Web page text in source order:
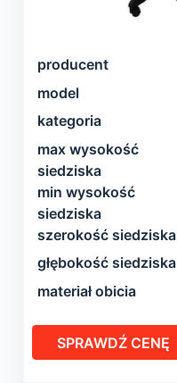
producent
model
kategoria
max wysokość
siedziska
min wysokość
siedziska
szerokość siedziska
głębokość siedziska
materiał obicia
SPRAWDŹ CENĘ